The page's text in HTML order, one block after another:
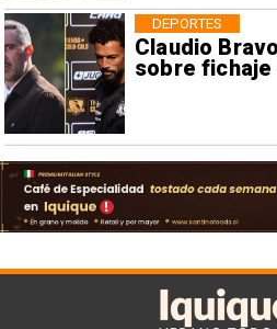
Claudio
sobre fichaje
DEPORTES